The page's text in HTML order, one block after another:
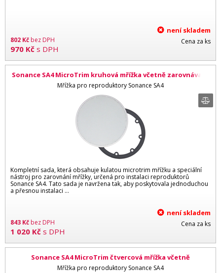
802 Kčbez DPH
970 Kč s DPH
není skladem
Cena za ks
Sonance SA4 MicroTrim kruhová mřížka včetně zarovnávače
mřížky
Mřížka pro reproduktory Sonance SA4
Kompletní sada, která obsahuje kulatou microtrim mřížku a speciální
nástroj pro zarovnání mřížky, určená pro instalaci reproduktorů
Sonance SA4. Tato sada je navržena tak, aby poskytovala jednoduchou
a přesnou instalaci …
843 Kčbez DPH
1 020 Kč s DPH
není skladem
Cena za ks
Sonance SA4 MicroTrim čtvercová mřížka včetně
zarovnávače mřížky
Mřížka pro reproduktory Sonance SA4